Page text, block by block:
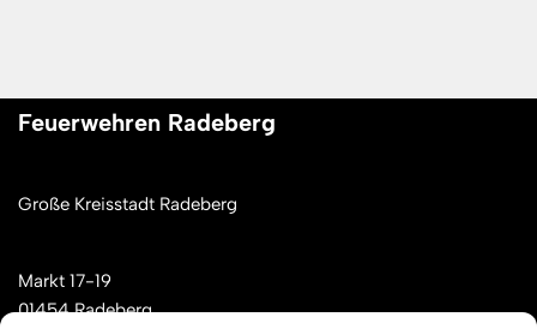
Feuerwehren Radeberg
Große Kreisstadt Radeberg
Markt 17-19
01454 Radeberg